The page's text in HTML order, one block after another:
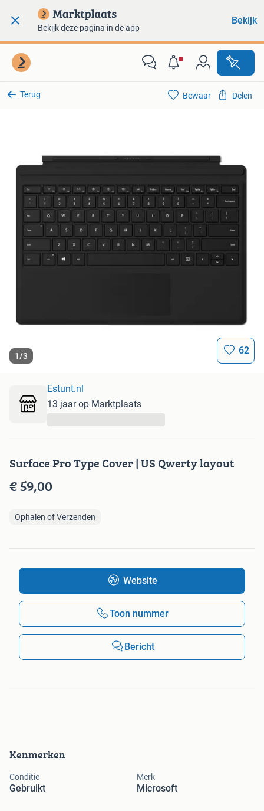
Bekijk deze pagina in de app
Bekijk
Terug
1/3 62
Kenmerken
Conditie
Gebruikt
Merk
Microsoft
Bewaar Delen
Surface Pro Type Cover | US Qwerty layout
€ 59,00
Ophalen of Verzenden
Estunt.nl
13 jaar op Marktplaats
Website
Toon nummer
Bericht